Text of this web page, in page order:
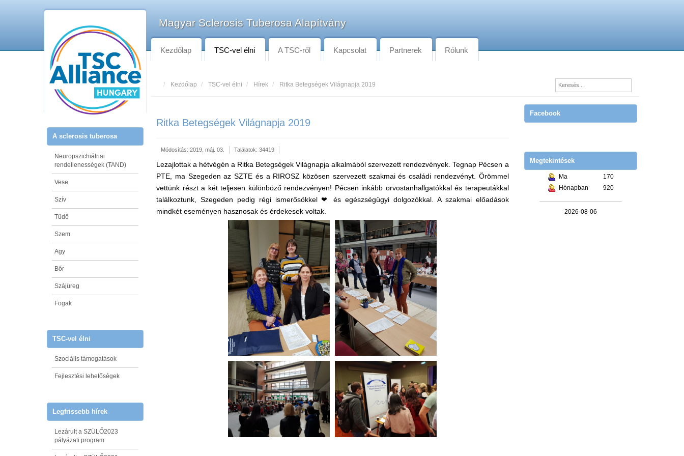
A sclerosis tuberosa
Neuropszichiátriai
rendellenességek (TAND)
Vese
Szív
Tüdő
Szem
Agy
Bőr
Szájüreg
Fogak
TSC-vel élni
Szociális támogatások
Fejlesztési lehetőségek
Legfrissebb hírek
Lezárult a SZÜLŐ2023
pályázati program
Magyar Sclerosis Tuberosa Alapítvány
Kezdőlap TSC-vel élni A TSC-ről Kapcsolat Partnerek Rólunk
Kezdőlap TSC-vel élni Hírek Ritka Betegségek Világnapja 2019
Ritka Betegségek Világnapja 2019
Módosítás: 2019. máj. 03. Találatok: 34419
Lezajlottak a hétvégén a Ritka Betegségek Világnapja alkalmából szervezett rendezvények. Tegnap Pécsen a
PTE, ma Szegeden az SZTE és a RIROSZ közösen szervezett szakmai és családi rendezvényt. Örömmel
vettünk részt a két teljesen különböző rendezvényen! Pécsen inkább orvostanhallgatókkal és terapeutákkal
találkoztunk, Szegeden pedig régi ismerősökkel ❤ és egészségügyi dolgozókkal. A szakmai előadások
mindkét eseményen hasznosak és érdekesek voltak.
Facebook
Megtekintések
Ma
170
Hónapban
920
2026-08-06